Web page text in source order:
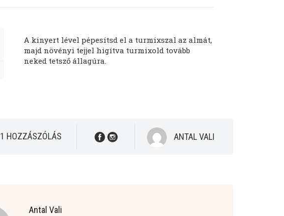
A kinyert lével pépesítsd el a turmixszal az almát,
majd növényi tejjel higítva turmixold tovább
neked tetsző állagúra.
1 HOZZÁSZÓLÁS ANTAL VALI
Antal Vali